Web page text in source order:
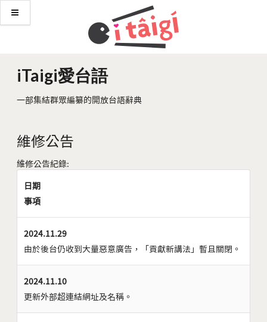
iTaigi愛台語
一部集結群眾編纂的開放台語辭典
維修公告
維修公告紀錄:
日期
事項
2024.11.29
由於後台仍收到大量惡意廣告，「貢獻新講法」暫且關閉。
2024.11.10
更新外部超連結網址及名稱。